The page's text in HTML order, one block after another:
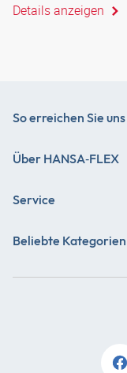
Details anzeigen
So erreichen Sie uns
Über HANSA‑FLEX
Service
Beliebte Kategorien